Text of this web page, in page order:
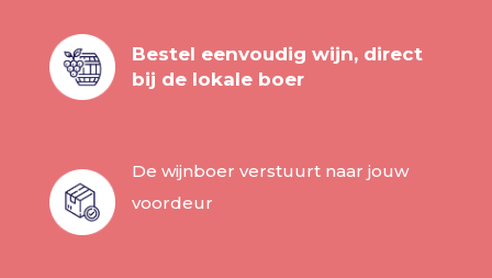
Bestel eenvoudig wijn, direct
bij de lokale boer
De wijnboer verstuurt naar jouw
voordeur